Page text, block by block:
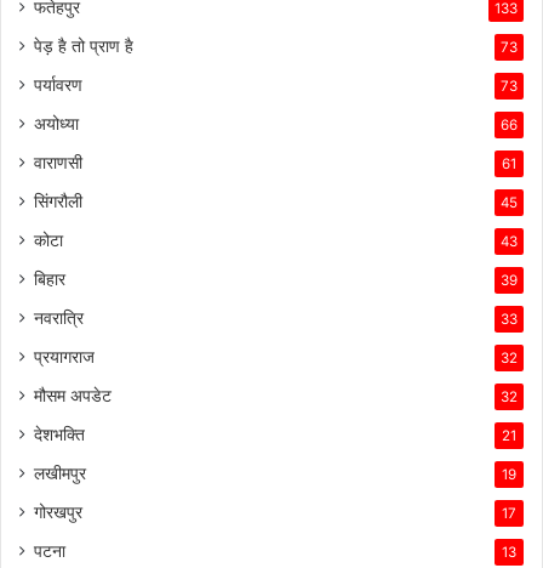
फतेहपुर 133
पेड़ है तो प्राण है 73
पर्यावरण 73
अयोध्या 66
वाराणसी 61
सिंगरौली 45
कोटा 43
बिहार 39
नवरात्रि 33
प्रयागराज 32
मौसम अपडेट 32
देशभक्ति 21
लखीमपुर 19
गोरखपुर 17
पटना 13